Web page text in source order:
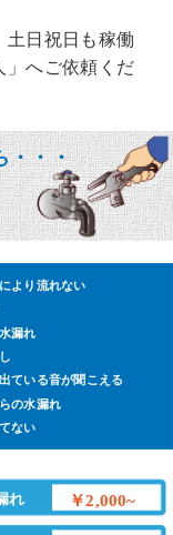
日祝日も稼働
」へご依頼くだ
・・・
より流れない
漏れ
ている音が聞こえる
の水漏れ
ない
れ ￥2,000~